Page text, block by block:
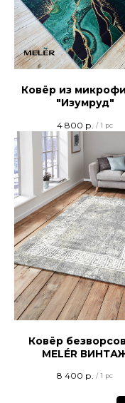
Ковёр из
"Изумруд"
4 800 р. / 1 pc
Ковёр
MELÉR
8 400 р. / 1 pc